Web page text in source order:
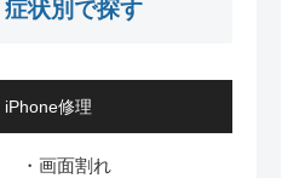
症状別で探す
iPhone修理
・画面割れ